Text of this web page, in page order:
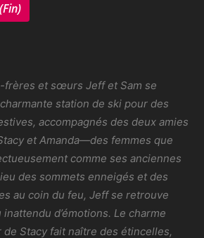
(Fin)
frères et sœurs Jeff et Sam se
station de ski pour des
accompagnés des deux amies
et Amanda—des femmes que
comme ses anciennes
des sommets enneigés et des
au coin du feu, Jeff se retrouve
d’émotions. Le charme
Stacy fait naître des étincelles,